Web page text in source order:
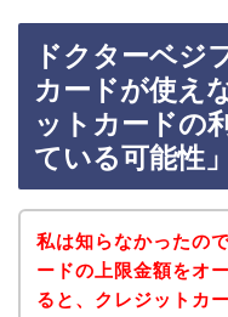
ドクターベジ
カードが使え
ットカードの
ている可能性」
私は知らなかったの
ードの上限金額をオ
ると、クレジットカ